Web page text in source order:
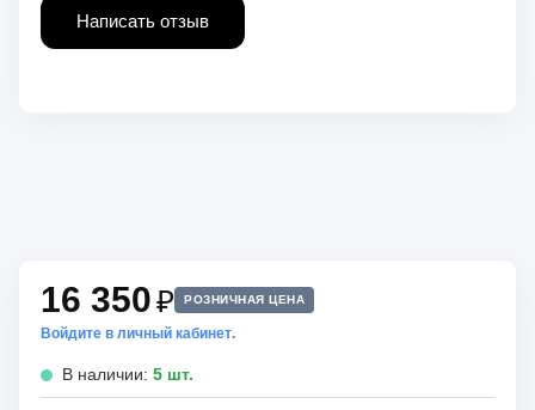
Написать отзыв
16 350₽ РОЗНИЧНАЯ ЦЕНА
Войдите в личный кабинет.
В наличии: 5 шт.